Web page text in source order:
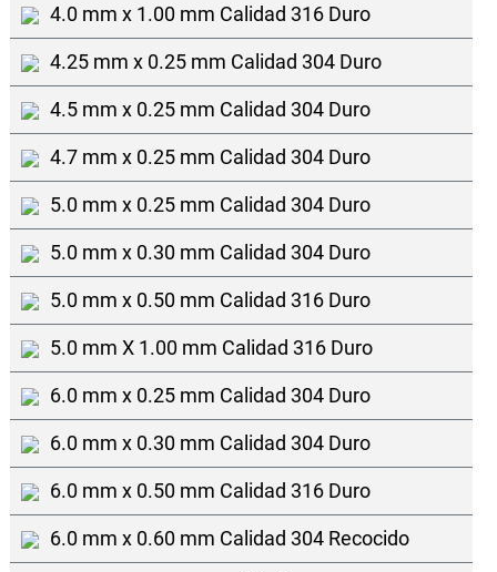
4.0 mm x 1.00 mm Calidad 316 Duro
4.25 mm x 0.25 mm Calidad 304 Duro
4.5 mm x 0.25 mm Calidad 304 Duro
4.7 mm x 0.25 mm Calidad 304 Duro
5.0 mm x 0.25 mm Calidad 304 Duro
5.0 mm x 0.30 mm Calidad 304 Duro
5.0 mm x 0.50 mm Calidad 316 Duro
5.0 mm X 1.00 mm Calidad 316 Duro
6.0 mm x 0.25 mm Calidad 304 Duro
6.0 mm x 0.30 mm Calidad 304 Duro
6.0 mm x 0.50 mm Calidad 316 Duro
6.0 mm x 0.60 mm Calidad 304 Recocido